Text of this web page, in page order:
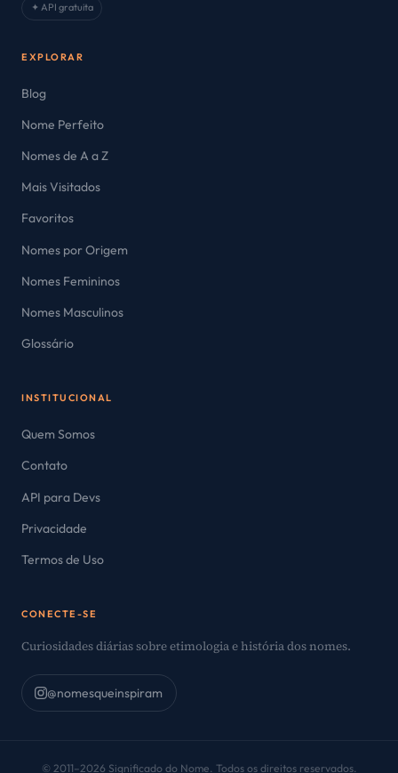
✦ API gratuita
EXPLORAR
Blog
Nome Perfeito
Nomes de A a Z
Mais Visitados
Favoritos
Nomes por Origem
Nomes Femininos
Nomes Masculinos
Glossário
INSTITUCIONAL
Quem Somos
Contato
API para Devs
Privacidade
Termos de Uso
CONECTE-SE
Curiosidades diárias sobre etimologia e história dos nomes.
@nomesqueinspiram
© 2011–2026 Significado do Nome. Todos os direitos reservados.